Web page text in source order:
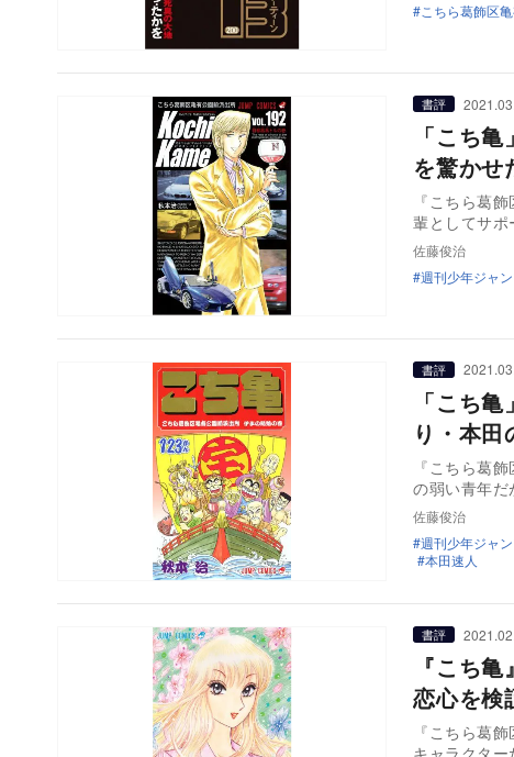
こちら葛飾区
書評
「こち
を驚かせ
『こちら葛
輩としてサ
佐藤俊治
週刊少年ジャ
書評
「こち
り・本
『こちら葛
の弱い青年
佐藤俊治
週刊少年ジャ
本田速人
書評
『こち
恋心を検
『こちら葛